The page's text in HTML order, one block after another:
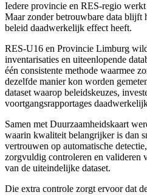
Iedere provincie en RES-regio
Maar zonder betrouwbare data blijft
beleid daadwerkelijk effect heeft.
RES-U16 en Provincie Limburg
inventarisaties en uiteenlopende
één consistente methode waarmee
dezelfde manier kon worden
dataset waarop beleidskeuzes,
voortgangsrapportages
Samen met Duurzaamheidskaart
waarin kwaliteit belangrijker is dan
vertrouwen op automatische
zorgvuldig controleren en valideren
van de uiteindelijke dataset.
Die extra controle zorgt ervoor dat